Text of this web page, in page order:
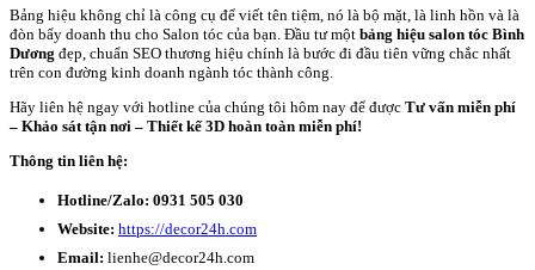
Bảng hiệu không chỉ là công cụ để viết tên tiệm, nó là bộ mặt, là linh hồn và là
đòn bẩy doanh thu cho Salon tóc của bạn. Đầu tư một bảng hiệu salon tóc Bình
Dương đẹp, chuẩn SEO thương hiệu chính là bước đi đầu tiên vững chắc nhất
trên con đường kinh doanh ngành tóc thành công.
Hãy liên hệ ngay với hotline của chúng tôi hôm nay để được Tư vấn miễn phí
– Khảo sát tận nơi – Thiết kế 3D hoàn toàn miễn phí!
Thông tin liên hệ:
Hotline/Zalo: 0931 505 030
Website: https://decor24h.com
Email: lienhe@decor24h.com